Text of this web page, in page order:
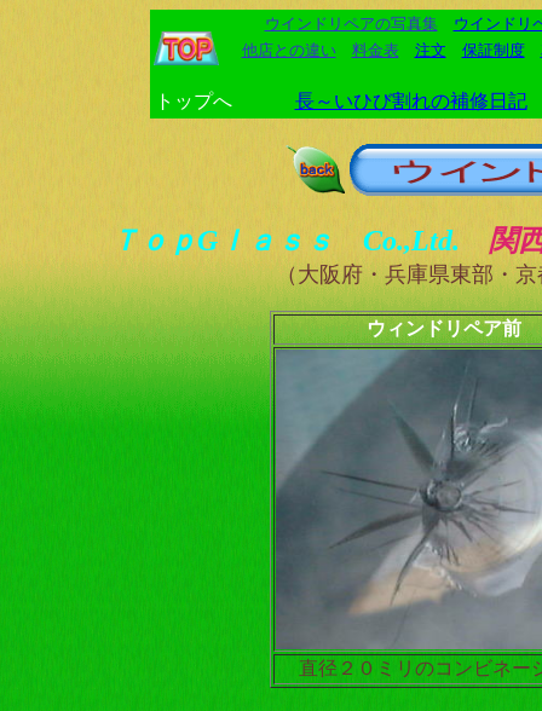
ウインドリペアの写真集
ウインドリ
他店との違い
料金表 注文 保証制度
トップへ 長～いひび割れの補修日記
ＴｏｐGｌａｓｓ Co.,Ltd. 関
（大阪府・兵庫県東部・
ウィンドリペア前
直径２０ミリのコンビネー